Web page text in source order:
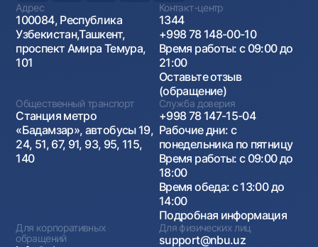
Адрес
100084, Республика
Узбекистан,Ташкент,
проспект Амира Темура,
101
Контакт-центр
1344
+998 78 148-00-10
Время работы: с 09:00 до
21:00
Оставьте отзыв
(обращение)
Общественный транспорт
Станция метро
«Бадамзар», автобусы 19,
24, 51, 67, 91, 93, 95, 115,
140
Служба доверия
+998 78 147-15-04
Рабочие дни: с
понедельника по пятницу
Время работы: с 09:00 до
18:00
Время обеда: с 13:00 до
14:00
Подробная информация
Для корпоративных
обращений
Для физических лиц
support@nbu.uz